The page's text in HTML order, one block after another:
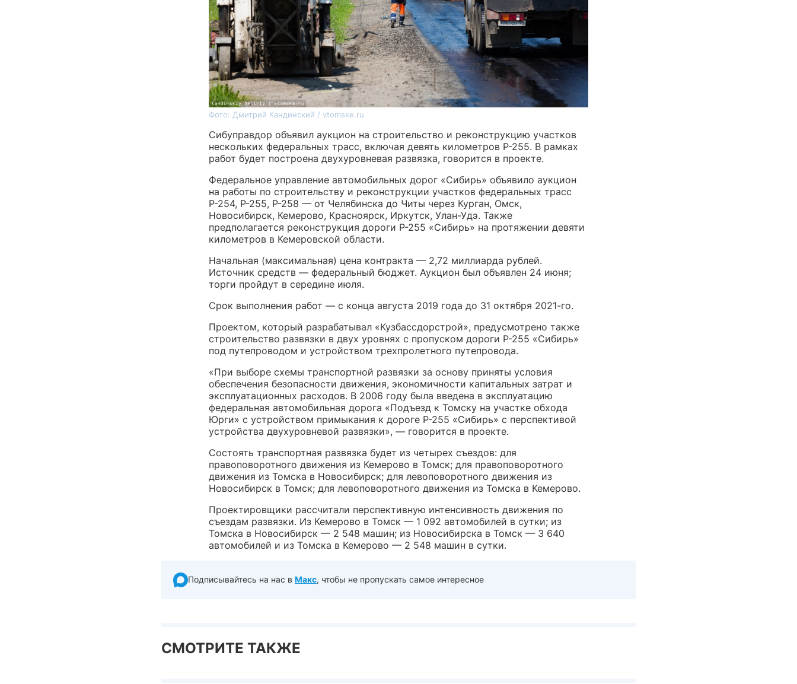
Фото: Дмитрий Кандинский / vtomske.ru
Сибуправдор объявил аукцион на строительство и реконструкцию участков
нескольких федеральных трасс, включая девять километров Р-255. В рамках
работ будет построена двухуровневая развязка, говорится в проекте.
Федеральное управление автомобильных дорог «Сибирь» объявило аукцион
на работы по строительству и реконструкции участков федеральных трасс
Р-254, Р-255, Р-258 — от Челябинска до Читы через Курган, Омск,
Новосибирск, Кемерово, Красноярск, Иркутск, Улан-Удэ. Также
предполагается реконструкция дороги Р-255 «Сибирь» на протяжении девяти
километров в Кемеровской области.
Начальная (максимальная) цена контракта — 2,72 миллиарда рублей.
Источник средств — федеральный бюджет. Аукцион был объявлен 24 июня;
торги пройдут в середине июля.
Срок выполнения работ — с конца августа 2019 года до 31 октября 2021-го.
Проектом, который разрабатывал «Кузбассдорстрой», предусмотрено также
строительство развязки в двух уровнях с пропуском дороги Р-255 «Сибирь»
под путепроводом и устройством трехпролетного путепровода.
«При выборе схемы транспортной развязки за основу приняты условия
обеспечения безопасности движения, экономичности капитальных затрат и
эксплуатационных расходов. В 2006 году была введена в эксплуатацию
федеральная автомобильная дорога «Подъезд к Томску на участке обхода
Юрги» с устройством примыкания к дороге Р-255 «Сибирь» с перспективой
устройства двухуровневой развязки», — говорится в проекте.
Состоять транспортная развязка будет из четырех съездов: для
правоповоротного движения из Кемерово в Томск; для правоповоротного
движения из Томска в Новосибирск; для левоповоротного движения из
Новосибирск в Томск; для левоповоротного движения из Томска в Кемерово.
Проектировщики рассчитали перспективную интенсивность движения по
съездам развязки. Из Кемерово в Томск — 1 092 автомобилей в сутки; из
Томска в Новосибирск — 2 548 машин; из Новосибирска в Томск — 3 640
автомобилей и из Томска в Кемерово — 2 548 машин в сутки.
Подписывайтесь на нас в Макс, чтобы не пропускать самое интересное
СМОТРИТЕ ТАКЖЕ